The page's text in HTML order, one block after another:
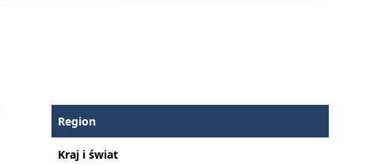
Region
Kraj i świat